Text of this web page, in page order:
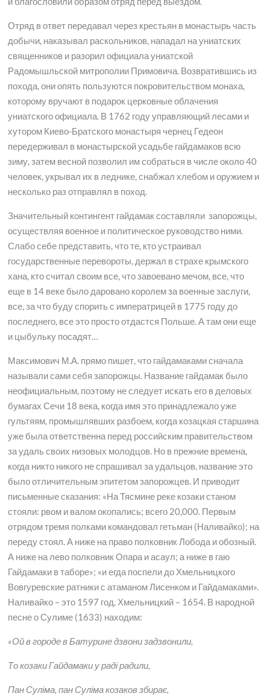
Отряд в ответ передавал через крестьян в монастырь часть
добычи, наказывал раскольников, нападал на униатских
священников и разорил официала униатской
Радомышльской митрополии Примовича. Возвратившись из
похода, они опять пользуются покровительством монаха,
которому вручают в подарок церковные облачения
униатского официала. В 1762 году управляющий лесами и
хутором Киево-Братского монастыря чернец Гедеон
передерживал в монастырской усадьбе гайдамаков всю
зиму, затем весной позволил им собраться в числе около 40
человек, укрывал их в леднике, снабжал хлебом и оружием и
несколько раз отправлял в поход.
Значительный контингент гайдамак составляли запорожцы,
осуществляя военное и политическое руководство ними.
Слабо себе представить, что те, кто устраивал
государственные перевороты, держал в страхе крымского
хана, кто считал своим все, что завоевано мечом, все, что
еще в 14 веке было даровано королем за военные заслуги,
все, за что буду спорить с императрицей в 1775 году до
последнего, все это просто отдастся Польше. А там они еще
и цыбульку посадят…
Максимович М.А. прямо пишет, что гайдамаками сначала
называли сами себя запорожцы. Название гайдамак было
неофициальным, поэтому не следует искать его в деловых
бумагах Сечи 18 века, когда имя это принадлежало уже
гультяям, промышлявших разбоем, когда козацкая старшина
уже была ответственна перед российским правительством
за удаль своих низовых молодцов. Но в прежние времена,
когда никто никого не спрашивал за удальцов, название это
было отличительным эпитетом запорожцев. И приводит
письменные сказания: «На Тясмине реке козаки станом
стояли: рвом и валом окопались; всего 20,000. Первым
отрядом тремя полками командовал гетьман (Наливайко); на
переду стоял. А ниже на право полковник Лобода и обозный.
А ниже на лево полковник Опара и асаул; а ниже в гаю
Гайдамаки в таборе»; «и егда поспели до Хмельницкого
Вовгуревские ратники с атаманом Лисенком и Гайдамаками».
Наливайко – это 1597 год, Хмельницкий – 1654. В народной
песне о Сулиме (1633) находим:
«Ой в городе в Батурине дзвони задзвонили,
То козаки Гайдамаки у раді радили,
Пан Суліма, пан Суліма козаков збирає,